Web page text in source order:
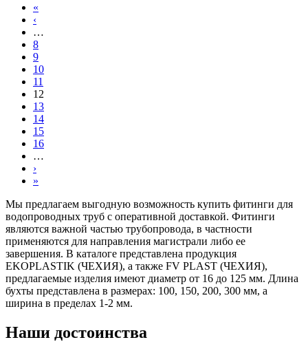
«
‹
…
8
9
10
11
12
13
14
15
16
…
›
»
Мы предлагаем выгодную возможность купить фитинги для
водопроводных труб с оперативной доставкой. Фитинги
являются важной частью трубопровода, в частности
применяются для направления магистрали либо ее
завершения. В каталоге представлена продукция
EKOPLASTIK (ЧЕХИЯ), а также FV PLAST (ЧЕХИЯ),
предлагаемые изделия имеют диаметр от 16 до 125 мм. Длина
бухты представлена в размерах: 100, 150, 200, 300 мм, а
ширина в пределах 1-2 мм.
Наши достоинства